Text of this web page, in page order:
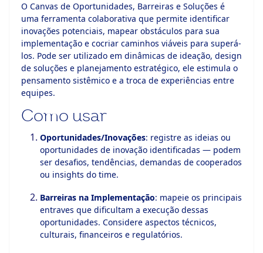
O Canvas de Oportunidades, Barreiras e Soluções é
uma ferramenta colaborativa que permite identificar
inovações potenciais, mapear obstáculos para sua
implementação e cocriar caminhos viáveis para superá-
los. Pode ser utilizado em dinâmicas de ideação, design
de soluções e planejamento estratégico, ele estimula o
pensamento sistêmico e a troca de experiências entre
equipes.
Como usar
Oportunidades/Inovações: registre as ideias ou
oportunidades de inovação identificadas — podem
ser desafios, tendências, demandas de cooperados
ou insights do time.
Barreiras na Implementação: mapeie os principais
entraves que dificultam a execução dessas
oportunidades. Considere aspectos técnicos,
culturais, financeiros e regulatórios.